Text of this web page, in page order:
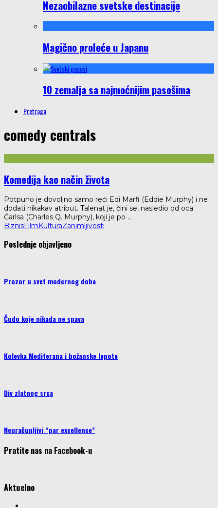
Nezaobilazne svetske destinacije
Magično proleće u Japanu
10 zemalja sa najmoćnijim pasošima
Pretraga
comedy centrals
Komedija kao način života
Potpuno je dovoljno samo reći Edi Marfi (Eddie Murphy) i ne
dodati nikakav atribut. Talenat je, čini se, nasledio od oca
Čarlsa (Charles Q. Murphy), koji je po ...
BiznisFilmKulturaZanimljivosti
Poslednje objavljeno
Prozor u svet modernog doba
Čudo koje nikada ne spava
Kolevka Mediterana i božanske lepote
Div zlatnog srca
Neuračunljivi “par excellence”
Pratite nas na Facebook-u
Aktuelno